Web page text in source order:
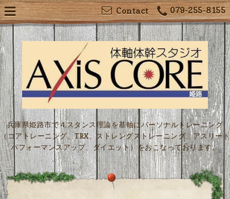
079-255-8155
Contact
兵庫県姫路市で４スタンス理論を基軸にパーソナルトレーニング
（コアトレーニング、TRX、ストレングストレーニング、アスリート
パフォーマンスアップ、ダイエット）をおこなっております。